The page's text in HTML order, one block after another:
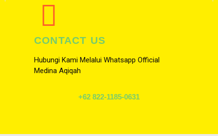
CONTACT US
Hubungi Kami Melalui Whatsapp Official
Medina Aqiqah
+62 822-1185-0631